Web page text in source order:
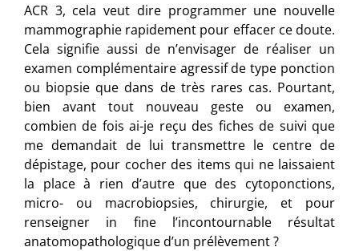
ACR 3, cela veut dire programmer une nouvelle
mammographie rapidement pour effacer ce doute.
Cela signifie aussi de n’envisager de réaliser un
examen complémentaire agressif de type ponction
ou biopsie que dans de très rares cas. Pourtant,
bien avant tout nouveau geste ou examen,
combien de fois ai-je reçu des fiches de suivi que
me demandait de lui transmettre le centre de
dépistage, pour cocher des items qui ne laissaient
la place à rien d’autre que des cytoponctions,
micro- ou macrobiopsies, chirurgie, et pour
renseigner in fine l’incontournable résultat
anatomopathologique d’un prélèvement ?